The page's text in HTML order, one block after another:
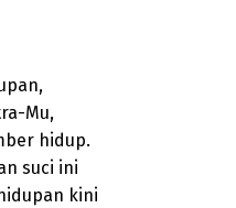
Mu,
hidup.
suci ini
kini